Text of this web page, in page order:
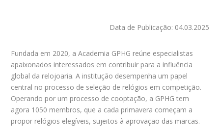
Data de Publicação: 04.03.2025
Fundada em 2020, a Academia GPHG reúne especialistas
apaixonados interessados ​​em contribuir para a influência
global da relojoaria. A institução desempenha um papel
central no processo de seleção de relógios em competição.
Operando por um processo de cooptação, a GPHG tem
agora 1050 membros, que a cada primavera começam a
propor relógios elegíveis, sujeitos à aprovação das marcas.